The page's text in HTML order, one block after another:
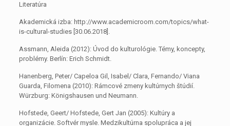
Literatúra
Akademická izba: http://www.academicroom.com/topics/what-
is-cultural-studies [30.06.2018].
Assmann, Aleida (2012): Úvod do kulturológie. Témy, koncepty,
problémy. Berlín: Erich Schmidt.
Hanenberg, Peter/ Capeloa Gil, Isabel/ Clara, Fernando/ Viana
Guarda, Filomena (2010): Rámcové zmeny kultúrnych štúdií.
Würzburg: Königshausen und Neumann.
Hofstede, Geert/ Hofstede, Gert Jan (2005): Kultúry a
organizácie. Softvér mysle. Medzikultúrna spolupráca a jej